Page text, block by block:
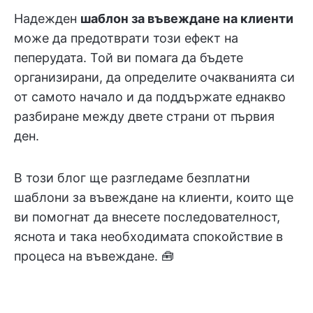
Надежден шаблон за въвеждане на клиенти
може да предотврати този ефект на
пеперудата. Той ви помага да бъдете
организирани, да определите очакванията си
от самото начало и да поддържате еднакво
разбиране между двете страни от първия
ден.
В този блог ще разгледаме безплатни
шаблони за въвеждане на клиенти, които ще
ви помогнат да внесете последователност,
яснота и така необходимата спокойствие в
процеса на въвеждане. 🧰